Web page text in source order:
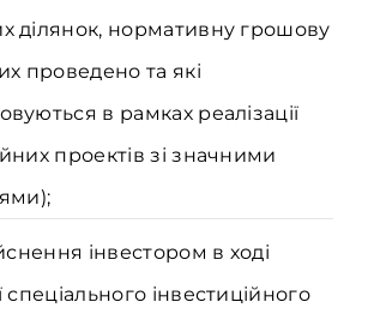
ділянок, нормативну грошову
проведено та які
в рамках реалізації
проектів зі значними
інвестором в ході
спеціального інвестиційного